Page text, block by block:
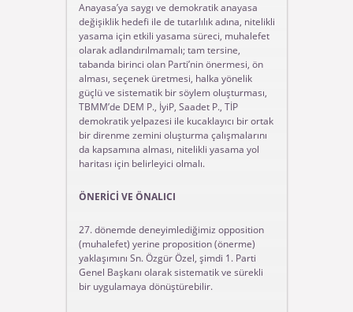
Anayasa’ya saygı ve demokratik anayasa
değişiklik hedefi ile de tutarlılık adına, nitelikli
yasama için etkili yasama süreci, muhalefet
olarak adlandırılmamalı; tam tersine,
tabanda birinci olan Parti’nin önermesi, ön
alması, seçenek üretmesi, halka yönelik
güçlü ve sistematik bir söylem oluşturması,
TBMM’de DEM P., İyiP, Saadet P., TİP
demokratik yelpazesi ile kucaklayıcı bir ortak
bir direnme zemini oluşturma çalışmalarını
da kapsamına alması, nitelikli yasama yol
haritası için belirleyici olmalı.
ÖNERİCİ VE ÖNALICI
27. dönemde deneyimlediğimiz opposition
(muhalefet) yerine proposition (önerme)
yaklaşımını Sn. Özgür Özel, şimdi 1. Parti
Genel Başkanı olarak sistematik ve sürekli
bir uygulamaya dönüştürebilir.